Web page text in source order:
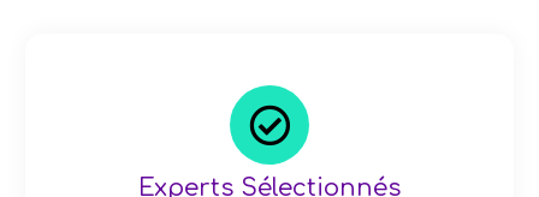
Experts Sélectionnés